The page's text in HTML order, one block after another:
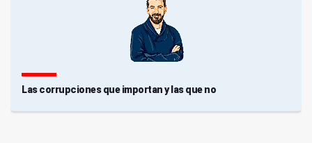
Las corrupciones que importan y las que no